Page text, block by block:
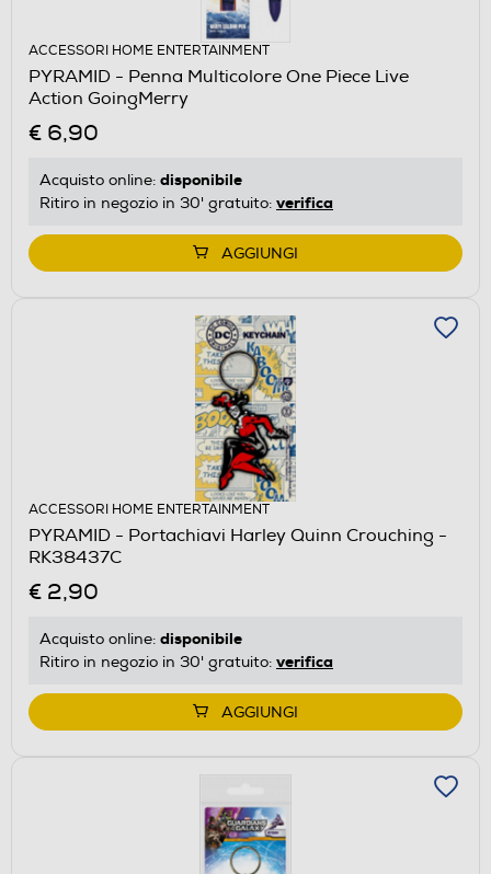
ACCESSORI HOME ENTERTAINMENT
PYRAMID - Penna Multicolore One Piece Live
Action GoingMerry
€ 6,90
Acquisto online: disponibile
Ritiro in negozio in 30' gratuito: verifica
AGGIUNGI
ACCESSORI HOME ENTERTAINMENT
PYRAMID - Portachiavi Harley Quinn Crouching -
RK38437C
€ 2,90
Acquisto online: disponibile
Ritiro in negozio in 30' gratuito: verifica
AGGIUNGI